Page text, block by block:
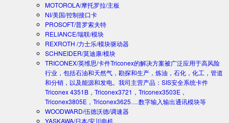
MOTOROLA/摩托罗拉/主板
NI/美国/控制接口卡
PROSOFT/普罗索夫特
RELIANCE/瑞联/模块
REXROTH /力士乐/模块驱动器
SCHNEIDER/莫迪康/模块
TRICONEX/英维思/卡件Triconex的解决方案被广泛应用于高风险
行业，包括石油和天然气，勘探和生产，炼油，石化，化工，管道
和分销，以及能源和发电。我司主营产品：SIS安全系统卡件
Triconex 4351B，Triconex3721，Triconex3503E，
Triconex3805E，Triconex3625….数字输入输出通讯模块等
WOODWARD/伍德沃德/调速器
YASKAWA/日本/安川电机